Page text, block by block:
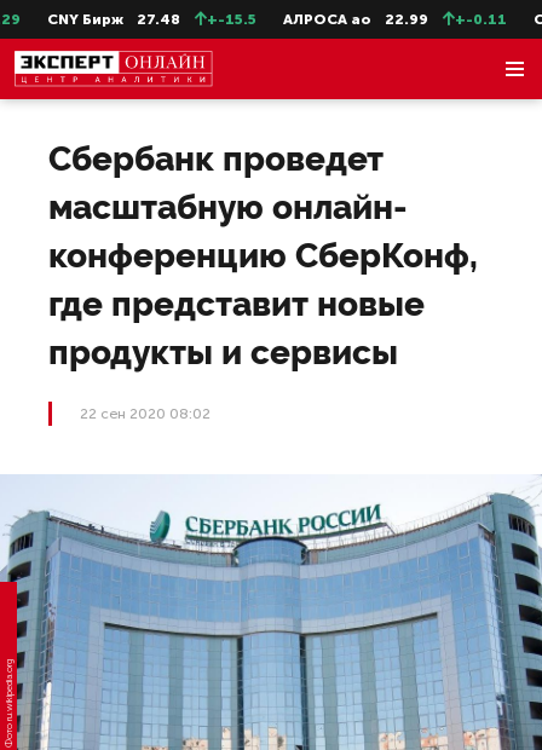
CNY Бирж 27.48 +-15.5 АЛРОСА ао 22.99 +-0.11
Сбербанк проведет
масштабную онлайн-
конференцию СберКонф,
где представит новые
продукты и сервисы
22 сен 2020 08:02
Фото ru.wikipedia.org